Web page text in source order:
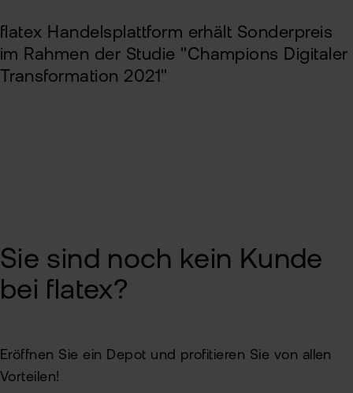
flatex Handelsplattform erhält Sonderpreis
im Rahmen der Studie "Champions Digitaler
Transformation 2021"
Sie sind noch kein Kunde
bei flatex?
Eröffnen Sie ein Depot und profitieren Sie von allen
Vorteilen!